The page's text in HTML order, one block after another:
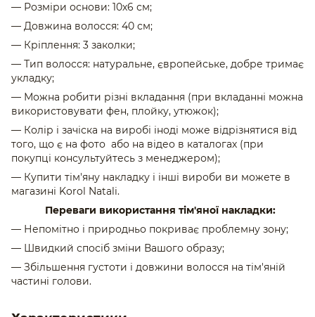
— Розміри основи: 10х6 см;
— Довжина волосся: 40 см;
— Кріплення: 3 заколки;
— Тип волосся: натуральне, європейське, добре тримає
укладку;
— Можна робити різні вкладання (при вкладанні можна
використовувати фен, плойку, утюжок);
— Колір і зачіска на виробі іноді може відрізнятися від
того, що є на фото або на відео в каталогах (при
покупці консультуйтесь з менеджером);
— Купити тім'яну накладку і інші вироби ви можете в
магазині Korol Natali.
Переваги використання тім'яної накладки:
— Непомітно і природньо покриває проблемну зону;
— Швидкий спосіб зміни Вашого образу;
— Збільшення густоти і довжини волосся на тім'яній
частині голови.